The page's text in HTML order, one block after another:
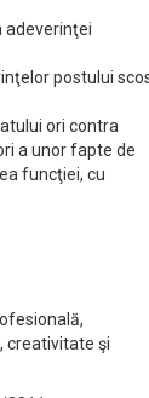
adeverinţei
postului
ori contra
a unor fapte de
funcţiei, cu
creativitate şi